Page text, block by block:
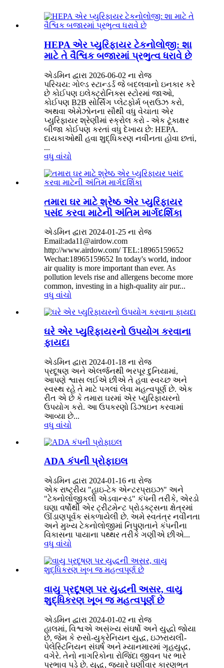
HEPA એર પ્યુરિફાયર ટેકનોલોજી: શા
માટે તે વૈશ્વિક બજારમાં પ્રભુત્વ ધરાવે છે
એડમિન દ્વારા 2026-06-02 ના રોજ
પરિચય: ગોલ્ડ સ્ટાન્ડર્ડ જે બદલવાનો ઇનકાર કરે
છે કોઈપણ ઇલેક્ટ્રોનિક્સ સ્ટોરમાં જાઓ,
કોઈપણ B2B સોર્સિંગ પ્લેટફોર્મ બ્રાઉઝ કરો,
અથવા એમેઝોનના સૌથી વધુ વેચાતા એર
પ્યુરિફાયર શ્રેણીમાં સ્ક્રોલ કરો - એક ટૂંકાક્ષર
બીજા કોઈપણ કરતાં વધુ દેખાય છે: HEPA.
દાયકાઓથી હવા શુદ્ધિકરણ નવીનતા હોવા છતાં,
...
વધુ વાંચો
તમારા ઘર માટે શ્રેષ્ઠ એર પ્યુરિફાયર
પસંદ કરવા માટેની અંતિમ માર્ગદર્શિકા
એડમિન દ્વારા 2024-01-25 ના રોજ
Email:ada11@airdow.com
http://www.airdow.com/ TEL:18965159652
Wechat:18965159652 In today's world, indoor
air quality is more important than ever. As
pollution levels rise and allergens become more
common, investing in a high-quality air pur...
વધુ વાંચો
ઘરે એર પ્યુરિફાયરનો ઉપયોગ કરવાના
ફાયદા
એડમિન દ્વારા 2024-01-18 ના રોજ
પ્રદૂષણ અને એલર્જનથી ભરપૂર દુનિયામાં,
આપણે શ્વાસ લઈએ છીએ તે હવા સ્વચ્છ અને
સ્વસ્થ રહે તે માટે પગલાં લેવા મહત્વપૂર્ણ છે. એક
રીત એ છે કે તમારા ઘરમાં એર પ્યુરિફાયરનો
ઉપયોગ કરો. આ ઉપકરણો ડિઝાઇન કરવામાં
આવ્યા છે...
વધુ વાંચો
ADA કંપની પ્રોફાઇલ
એડમિન દ્વારા 2024-01-16 ના રોજ
એક રાષ્ટ્રીય "હાઇ-ટેક એન્ટરપ્રાઇઝ" અને
"ટેક્નોલોજીકલી એડવાન્સ્ડ" કંપની તરીકે, એરડો
ઘણા વર્ષોથી એર ટ્રીટમેન્ટ પ્રોડક્ટ્સના ક્ષેત્રમાં
ઊંડાણપૂર્વક સંકળાયેલી છે. અમે સ્વતંત્ર નવીનતા
અને મુખ્ય ટેકનોલોજીમાં નિપુણતાને કંપનીના
વિકાસના પાયાના પથ્થર તરીકે ગણીએ છીએ...
વધુ વાંચો
વાયુ પ્રદૂષણ પર યુદ્ધની અસર, વાયુ
શુદ્ધિકરણ ખૂબ જ મહત્વપૂર્ણ છે
એડમિન દ્વારા 2024-01-02 ના રોજ
હાલમાં, વિશ્વએ અસંખ્ય સંઘર્ષો અને યુદ્ધો જોયા
છે, જેમ કે રુસો-યુક્રેનિયન યુદ્ધ, ઇઝરાયલી-
પેલેસ્ટિનિયન સંઘર્ષ અને મ્યાનમારમાં ગૃહયુદ્ધ,
વગેરે. તેનો નાગરિકોના રોજિંદા જીવન પર ભારે
પ્રભાવ પડે છે. યુદ્ધ, જ્યારે ઘણીવાર કારણભૂત